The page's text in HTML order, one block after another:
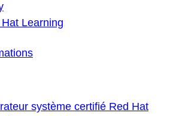
Learning
système certifié Red Hat